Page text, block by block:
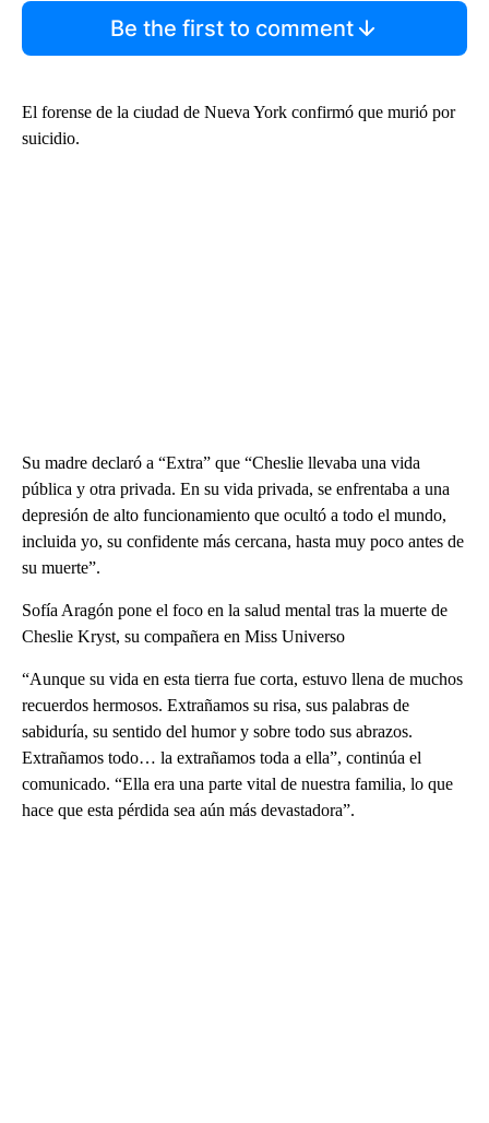
Be the first to comment
El forense de la ciudad de Nueva York confirmó que murió por
suicidio.
Su madre declaró a “Extra” que “Cheslie llevaba una vida
pública y otra privada. En su vida privada, se enfrentaba a una
depresión de alto funcionamiento que ocultó a todo el mundo,
incluida yo, su confidente más cercana, hasta muy poco antes de
su muerte”.
Sofía Aragón pone el foco en la salud mental tras la muerte de
Cheslie Kryst, su compañera en Miss Universo
“Aunque su vida en esta tierra fue corta, estuvo llena de muchos
recuerdos hermosos. Extrañamos su risa, sus palabras de
sabiduría, su sentido del humor y sobre todo sus abrazos.
Extrañamos todo… la extrañamos toda a ella”, continúa el
comunicado. “Ella era una parte vital de nuestra familia, lo que
hace que esta pérdida sea aún más devastadora”.